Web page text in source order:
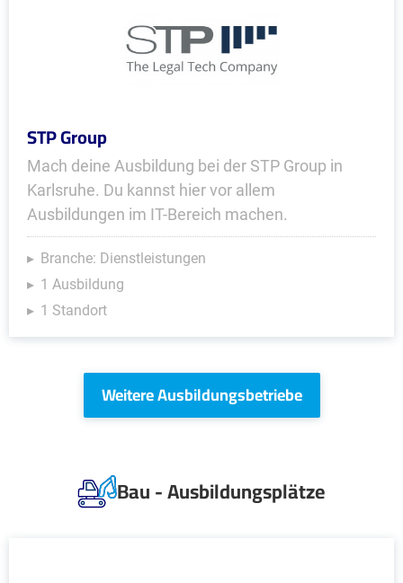
STP Group
Mach deine Ausbildung bei der STP Group in
Karlsruhe. Du kannst hier vor allem
Ausbildungen im IT-Bereich machen.
Branche: Dienstleistungen
1 Ausbildung
1 Standort
Weitere Ausbildungsbetriebe
Bau - Ausbildungsplätze